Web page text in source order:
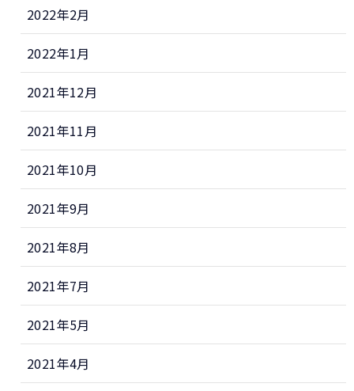
2022年2月
2022年1月
2021年12月
2021年11月
2021年10月
2021年9月
2021年8月
2021年7月
2021年5月
2021年4月